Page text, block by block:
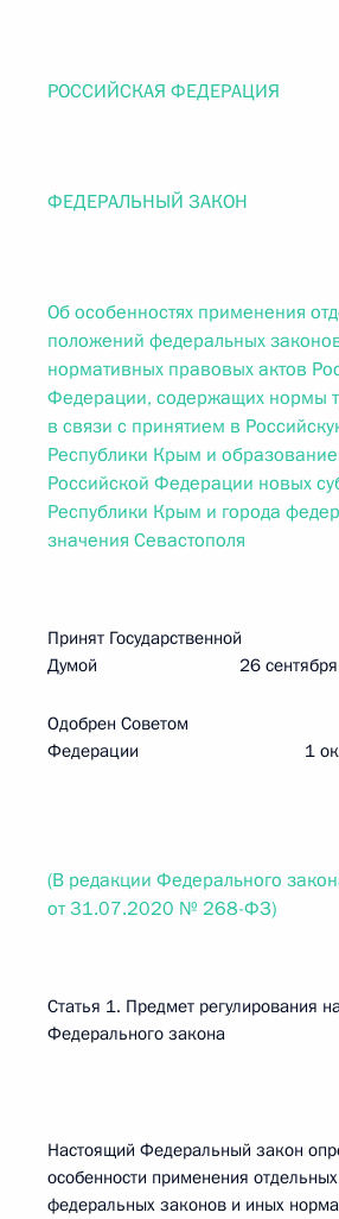
РОССИЙСКАЯ ФЕДЕРАЦИЯ
ФЕДЕРАЛЬНЫЙ ЗАКОН
Об особенностях применения
положений федеральных
нормативных правовых актов
Федерации, содержащих нормы
в связи с принятием в
Республики Крым и
Российской Федерации новых
Республики Крым и города
значения Севастополя
Принят Государственной
Думой 26 сентября
Одобрен Советом
Федерации 1 октября
(В редакции Федерального
от 31.07.2020 № 268-ФЗ)
Статья 1. Предмет регулирования
Федерального закона
Настоящий Федеральный закон
особенности применения
федеральных законов и иных